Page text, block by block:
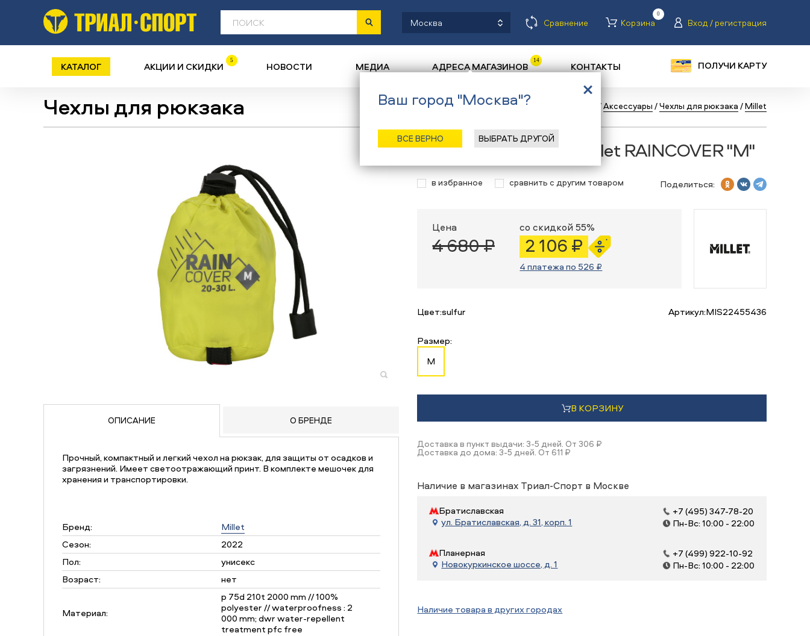
Москва Сравнение Корзина
0
Вход / регистрация
КАТАЛОГ АКЦИИ И СКИДКИ 5 НОВОСТИ МЕДИА АДРЕСА МАГАЗИНОВ 14 КОНТАКТЫ ПОЛУЧИ КАРТУ
Чехлы для рюкзака Назад/Главная /Каталог /Аксессуары /Чехлы для рюкзака /Millet
ОПИСАНИЕ О БРЕНДЕ
Прочный, компактный и легкий чехол на рюкзак, для защиты от осадков и
загрязнений. Имеет светоотражающий принт. В комплекте мешочек для
хранения и транспортировки.
Бренд:
Millet
Сезон:
2022
Пол:
унисекс
Возраст:
нет
Материал:
p 75d 210t 2000 mm // 100%
polyester // waterproofness : 2
000 mm; dwr water-repellent
treatment pfc free
Чехол для рюкзака Millet RAINCOVER "M"
в избранное сравнить с другим товаром Поделиться:
Цена
4 680 ₽
со скидкой 55%
2 106 ₽
4 платежа по 526 ₽
Цвет:sulfur Артикул:MIS22455436
Размер:
M
В КОРЗИНУ
Доставка в пункт выдачи: 3-5 дней. От 306 ₽
Доставка до дома: 3-5 дней. От 611 ₽
Наличие в магазинах Триал-Спорт в Москве
Братиславская
ул. Братиславская, д. 31, корп. 1
+7 (495) 347-78-20
Пн-Вс: 10:00 - 22:00
Планерная
Новокуркинское шоссе, д. 1
+7 (499) 922-10-92
Пн-Вс: 10:00 - 22:00
Наличие товара в других городах
Ваш город "Москва"?
ВСЕ ВЕРНО ВЫБРАТЬ ДРУГОЙ